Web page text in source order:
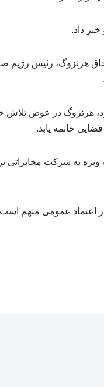
خبر داد.
هرتزوگ، رئیس رژیم
هرتزوگ در عوض تلاش
خاتمه یابد.
اعطای تسهیلات ویژه به شرکت
از اعتماد عمومی متهم